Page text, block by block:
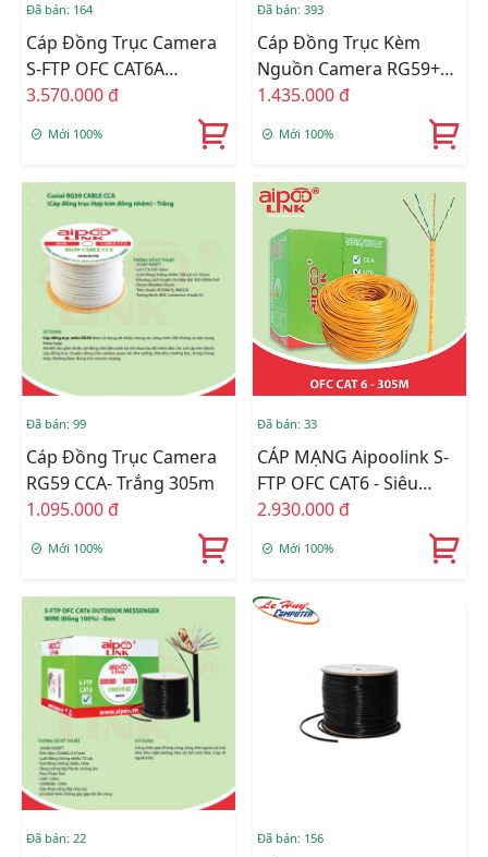
Đã bán: 164
Cáp Đồng Trục Camera
S-FTP OFC CAT6A
CHỐNG NHIỄU 100%
3.570.000 đ
Mới 100%
Đã bán: 393
Cáp Đồng Trục Kèm
Nguồn Camera RG59+2C
CCA- Trắng 305m
1.435.000 đ
Mới 100%
Đã bán: 99
Cáp Đồng Trục Camera
RG59 CCA- Trắng 305m
1.095.000 đ
Mới 100%
Đã bán: 33
CÁP MẠNG Aipoolink S-
FTP OFC CAT6 - Siêu
Chống Nhiễu Đồng
2.930.000 đ
Mới 100%
Đã bán: 22 Đã bán: 156